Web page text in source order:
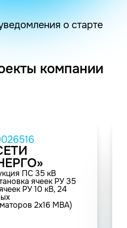
о старте
компании
ПС 35 кВ
ячеек РУ 35
РУ 10 кВ, 24
2х16 МВА)